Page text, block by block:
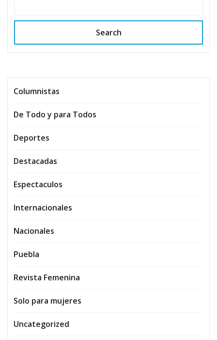
Search
Columnistas
De Todo y para Todos
Deportes
Destacadas
Espectaculos
Internacionales
Nacionales
Puebla
Revista Femenina
Solo para mujeres
Uncategorized